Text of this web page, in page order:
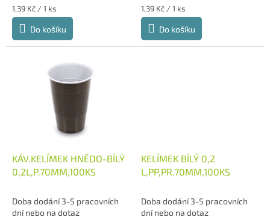
Měrná
cena:
1,39 Kč / 1 ks
Do košíku
Měrná
cena:
1,39 Kč / 1 ks
Do košíku
KÁV.KELÍMEK HNĚDO-BÍLÝ
0,2L,P.70MM,100KS
Doba dodání 3-5 pracovních
dní nebo na dotaz
KELÍMEK BÍLÝ 0,2
L,PP,PR.70MM,100KS
Doba dodání 3-5 pracovních
dní nebo na dotaz